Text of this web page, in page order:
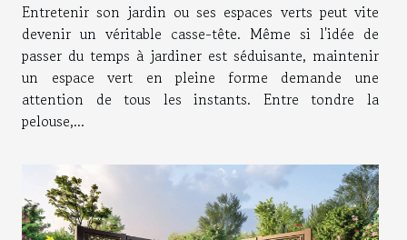
Entretenir son jardin ou ses espaces verts peut vite
devenir un véritable casse-tête. Même si l'idée de
passer du temps à jardiner est séduisante, maintenir
un espace vert en pleine forme demande une
attention de tous les instants. Entre tondre la
pelouse,...